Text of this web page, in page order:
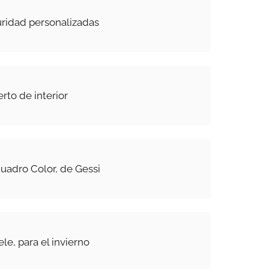
personalizadas
de interior
Color, de Gessi
para el invierno